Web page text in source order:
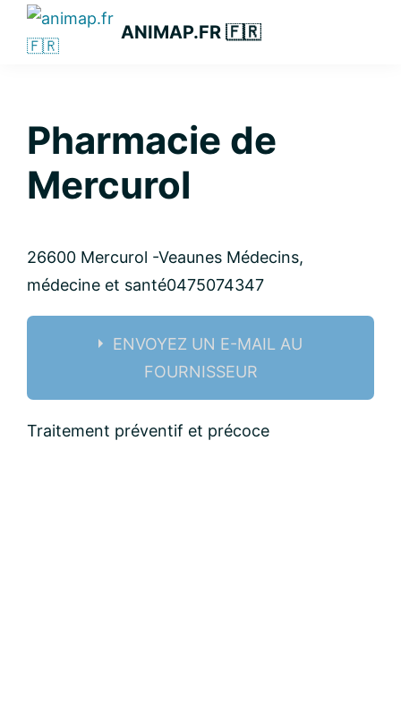
Passer
principale
Passer
Passer
latérale
principale
ANIMAP.FR 🇫🇷
Pharmacie de
Mercurol
26600 Mercurol -Veaunes Médecins,
médecine et santé0475074347
ENVOYEZ UN E-MAIL AU
FOURNISSEUR
Nom:
Traitement préventif et précoce